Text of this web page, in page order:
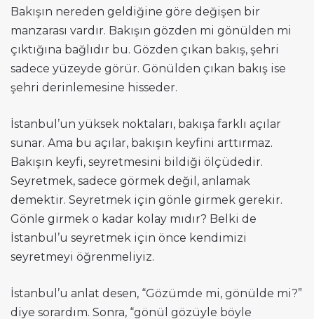
Bakışın nereden geldiğine göre değişen bir
manzarası vardır. Bakışın gözden mi gönülden mi
çıktığına bağlıdır bu. Gözden çıkan bakış, şehri
sadece yüzeyde görür. Gönülden çıkan bakış ise
şehri derinlemesine hisseder.
İstanbul’un yüksek noktaları, bakışa farklı açılar
sunar. Ama bu açılar, bakışın keyfini arttırmaz.
Bakışın keyfi, seyretmesini bildiği ölçüdedir.
Seyretmek, sadece görmek değil, anlamak
demektir. Seyretmek için gönle girmek gerekir.
Gönle girmek o kadar kolay mıdır? Belki de
İstanbul’u seyretmek için önce kendimizi
seyretmeyi öğrenmeliyiz.
İstanbul’u anlat desen, “Gözümde mi, gönülde mi?”
diye sorardım. Sonra, “gönül gözüyle böyle